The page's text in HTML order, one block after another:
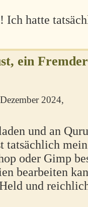
Ich hatte
ein
2024,
und an
tatsächlich
oder Gimp
bearbeiten
und